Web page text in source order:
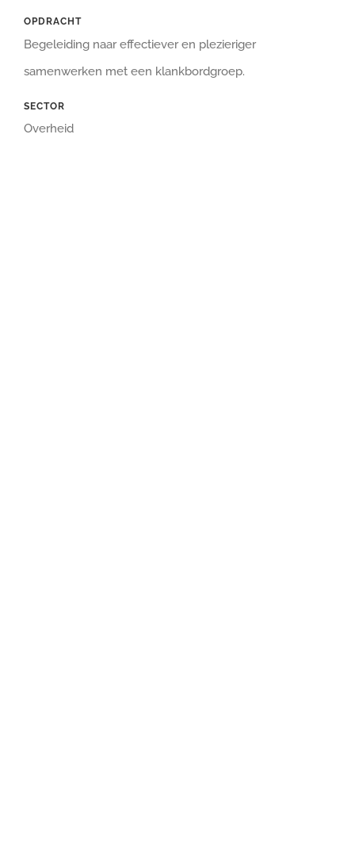
OPDRACHT
Begeleiding naar effectiever en plezieriger
samenwerken met een klankbordgroep.
SECTOR
Overheid